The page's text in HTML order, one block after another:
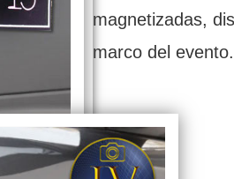
magnetizadas,
marco del evento.